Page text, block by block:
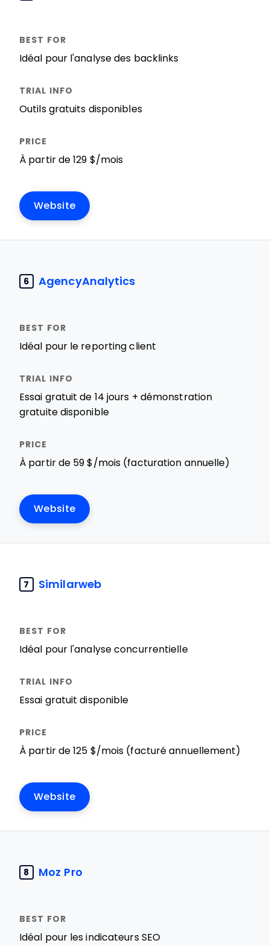
Idéal pour l'analyse des backlinks
Outils gratuits disponibles
À partir de 129 $/mois
Website
6 AgencyAnalytics
Idéal pour le reporting client
Essai gratuit de 14 jours + démonstration
gratuite disponible
À partir de 59 $/mois (facturation annuelle)
Website
7 Similarweb
Idéal pour l'analyse concurrentielle
Essai gratuit disponible
À partir de 125 $/mois (facturé annuellement)
Website
8 Moz Pro
Idéal pour les indicateurs SEO